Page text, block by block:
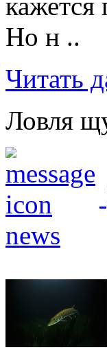
Но н ..
Читать
Ловля